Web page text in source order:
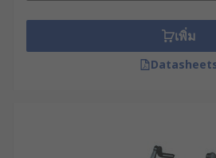
แอซิเตต (Acetate) : ทนต่อสาร
ห้องแล็บหรือการทดลองที่มีกา
เพิ่ม